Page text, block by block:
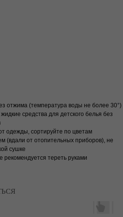
отжима (температура воды не более 30°)
средства для детского белья без
одежды, сортируйте по цветам
(вдали от отопительных приборов), не
сушке
рекомендуется тереть руками